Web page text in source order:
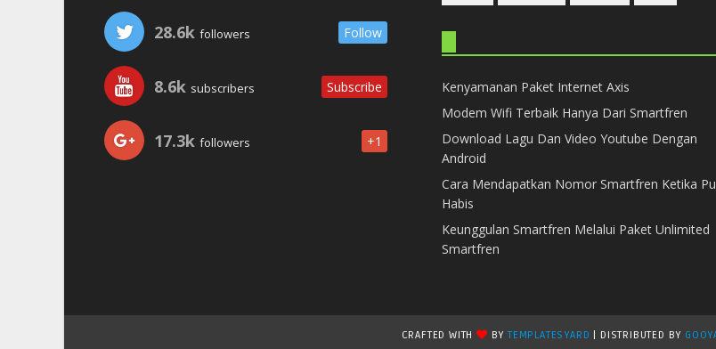
28.6k followers Follow
8.6k subscribers Subscribe
17.3k followers +1
Kenyamanan Paket Internet Axis
Modem Wifi Terbaik Hanya Dari Smartfren
Download Lagu Dan Video Youtube Dengan
Android
Cara Mendapatkan Nomor Smartfren Ketika
Habis
Keunggulan Smartfren Melalui Paket Unlimited
Smartfren
CRAFTED WITH BYTEMPLATESYARD | DISTRIBUTED BY